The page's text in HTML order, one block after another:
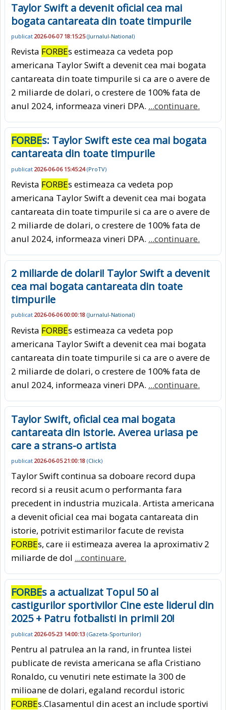
Taylor Swift a devenit oficial cea mai
bogata cantareata din toate timpurile
publicat 2026-06-07 18:15:25(Jurnalul-National)
Revista FORBEs estimeaza ca vedeta pop
americana Taylor Swift a devenit cea mai bogata
cantareata din toate timpurile si ca are o avere de
2 miliarde de dolari, o crestere de 100% fata de
anul 2024, informeaza vineri DPA. ...continuare.
FORBEs: Taylor Swift este cea mai bogata
cantareata din toate timpurile
publicat 2026-06-06 15:45:24(ProTV)
Revista FORBEs estimeaza ca vedeta pop
americana Taylor Swift a devenit cea mai bogata
cantareata din toate timpurile si ca are o avere de
2 miliarde de dolari, o crestere de 100% fata de
anul 2024, informeaza vineri DPA. ...continuare.
2 miliarde de dolari! Taylor Swift a devenit
cea mai bogata cantareata din toate
timpurile
publicat 2026-06-06 00:00:18 (Jurnalul-National)
Revista FORBEs estimeaza ca vedeta pop
americana Taylor Swift a devenit cea mai bogata
cantareata din toate timpurile si ca are o avere de
2 miliarde de dolari, o crestere de 100% fata de
anul 2024, informeaza vineri DPA. ...continuare.
Taylor Swift, oficial cea mai bogata
cantareata din istorie. Averea uriasa pe
care a strans-o artista
publicat 2026-06-05 21:00:18 (Click)
Taylor Swift continua sa doboare record dupa
record si a reusit acum o performanta fara
precedent in industria muzicala. Artista americana
a devenit oficial cea mai bogata cantareata din
istorie, potrivit estimarilor facute de revista
FORBEs, care ii estimeaza averea la aproximativ 2
miliarde de dol ...continuare.
FORBEs a actualizat Topul 50 al
castigurilor sportivilor Cine este liderul din
2025 + Patru fotbalisti in primii 20!
publicat 2026-05-23 14:00:13 (Gazeta-Sporturilor)
Pentru al patrulea an la rand, in fruntea listei
publicate de revista americana se afla Cristiano
Ronaldo, cu venutiri nete estimate la 300 de
milioane de dolari, egaland recordul istoric
FORBEs.Clasamentul din acest an include sportivi